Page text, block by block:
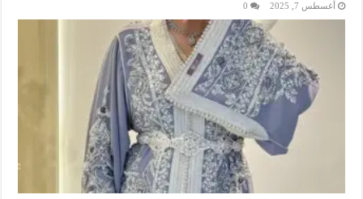
أغسطس 7, 2025 0